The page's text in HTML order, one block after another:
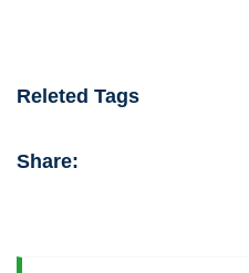
Releted Tags
Share: